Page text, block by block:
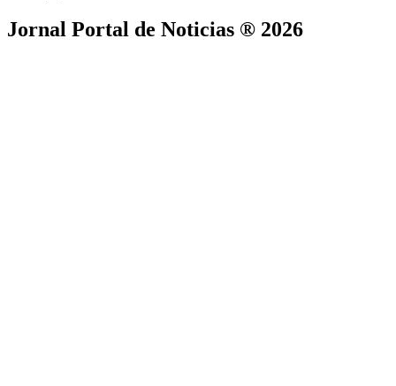
Jornal Portal de Noticias ® 2026